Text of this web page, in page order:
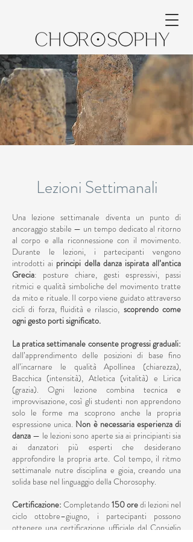
Lezioni Settimanali
Una lezione settimanale diventa un punto di
ancoraggio stabile — un tempo dedicato al ritorno
al corpo e alla riconnessione con il movimento.
Durante le lezioni, i partecipanti vengono
introdotti ai principi della danza ispirata all’antica
Grecia: posture chiare, gesti espressivi, passi
ritmici e qualità simboliche del movimento tratte
da mito e rituale. Il corpo viene guidato attraverso
cicli di forza, fluidità e rilascio, scoprendo come
ogni gesto porti significato.
La pratica settimanale consente progressi graduali:
dall’apprendimento delle posizioni di base fino
all’incarnare le qualità Apollinea (chiarezza),
Bacchica (intensità), Atletica (vitalità) e Lirica
(grazia). Ogni lezione combina tecnica e
improvvisazione, così gli studenti non apprendono
solo le forme ma scoprono anche la propria
espressione unica. Non è necessaria esperienza di
danza — le lezioni sono aperte sia ai principianti sia
ai danzatori più esperti che desiderano
approfondire la propria arte. Col tempo, il ritmo
settimanale nutre disciplina e gioia, creando una
solida base nel linguaggio della Chorosophy.
Certificazione: Completando150 oredi lezioni nel
ciclo ottobre–giugno, i partecipanti possono
ottenere una certificazione ufficiale dal Consiglio